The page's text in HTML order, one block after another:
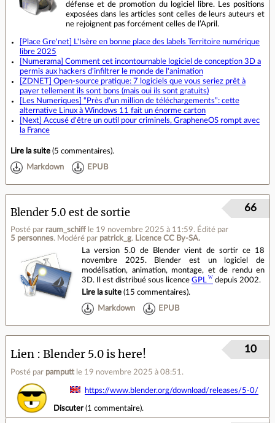
défense et de promotion du logiciel libre. Les positions
exposées dans les articles sont celles de leurs auteurs et
ne rejoignent pas forcément celles de l’April.
[Place Gre'net] L'Isère en bonne place des labels Territoire numérique
libre 2025
[Numerama] Comment cet incontournable logiciel de conception 3D a
permis aux hackers d'infiltrer le monde de l'animation
[ZDNET] Open-source pratique: 7 logiciels que vous seriez prêt à
payer tellement ils sont bons (mais oui ils sont gratuits)
[Les Numeriques] “Près d'un million de téléchargements”: cette
alternative Linux à Windows 11 fait un énorme carton
[Next] Accusé d'être un outil pour criminels, GrapheneOS rompt avec
la France
Lire la suite (5 commentaires).
Markdown EPUB
Blender 5.0 est de sortie
Posté par raum_schiff le 19 novembre 2025 à 11:59. Édité par
5 personnes. Modéré par patrick_g. Licence CC By‑SA.
66
La version 5.0 de Blender vient de sortir ce 18
novembre 2025. Blender est un logiciel de
modélisation, animation, montage, et de rendu en
3D. Il est distribué sous licence GPL
depuis 2002.
Lire la suite (15 commentaires).
Markdown EPUB
Lien Blender 5.0 is here!
Posté par pamputt le 19 novembre 2025 à 08:51 .
10
https://www.blender.org/download/releases/5-0/
Discuter(1 commentaire).